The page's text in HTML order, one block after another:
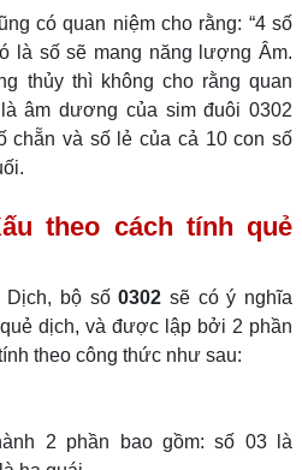
có quan niệm cho rằng: “4 số
là số sẽ mang năng lượng Âm.
thủy thì không cho rằng quan
âm dương của sim đuôi 0302
chẵn và số lẻ của cả 10 con số
theo cách tính quẻ
Dịch, bộ số0302 sẽ có ý nghĩa
dịch, và được lập bởi 2 phần
theo công thức như sau:
2 phần bao gồm: số 03 là